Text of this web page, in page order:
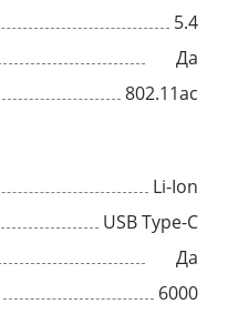
5.4
Да
802.11ac
Li-Ion
USB Type-C
Да
6000